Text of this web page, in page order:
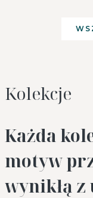
Kolekcje
Każda
motyw
wynikłą z